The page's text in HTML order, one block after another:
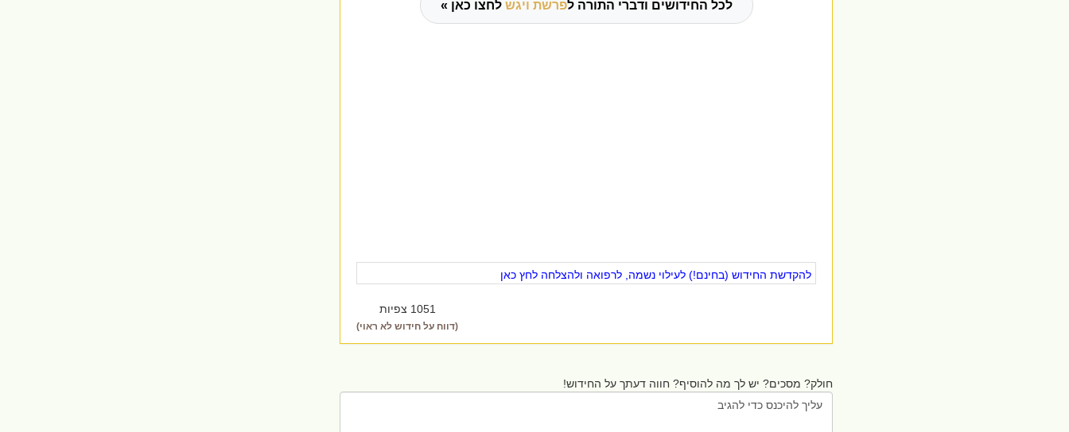
לכל החידושים ודברי התורה לפרשת ויגש לחצו כאן »
להקדשת החידוש (בחינם!) לעילוי נשמה, לרפואה ולהצלחה לחץ כאן
1051 צפיות
(דווח על חידוש לא ראוי)
חולק? מסכים? יש לך מה להוסיף? חווה דעתך על החידוש!